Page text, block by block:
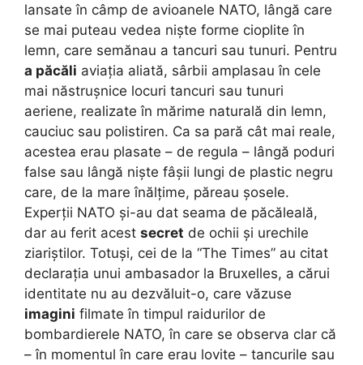
lansate în câmp de avioanele NATO, lângă care
se mai puteau vedea niște forme cioplite în
lemn, care semănau a tancuri sau tunuri. Pentru
a păcăli aviația aliată, sârbii amplasau în cele
mai năstrușnice locuri tancuri sau tunuri
aeriene, realizate în mărime naturală din lemn,
cauciuc sau polistiren. Ca sa pară cât mai reale,
acestea erau plasate – de regula – lângă poduri
false sau lângă niște fâșii lungi de plastic negru
care, de la mare înălțime, păreau șosele.
Experții NATO și-au dat seama de păcăleală,
dar au ferit acest secret de ochii și urechile
ziariștilor. Totuși, cei de la “The Times” au citat
declarația unui ambasador la Bruxelles, a cărui
identitate nu au dezvăluit-o, care văzuse
imagini filmate în timpul raidurilor de
bombardierele NATO, în care se observa clar că
– în momentul în care erau lovite – tancurile sau